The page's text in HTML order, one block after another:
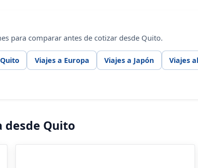
para comparar antes de cotizar desde Quito.
Viajes a Europa Viajes a Japón Viajes
desde Quito